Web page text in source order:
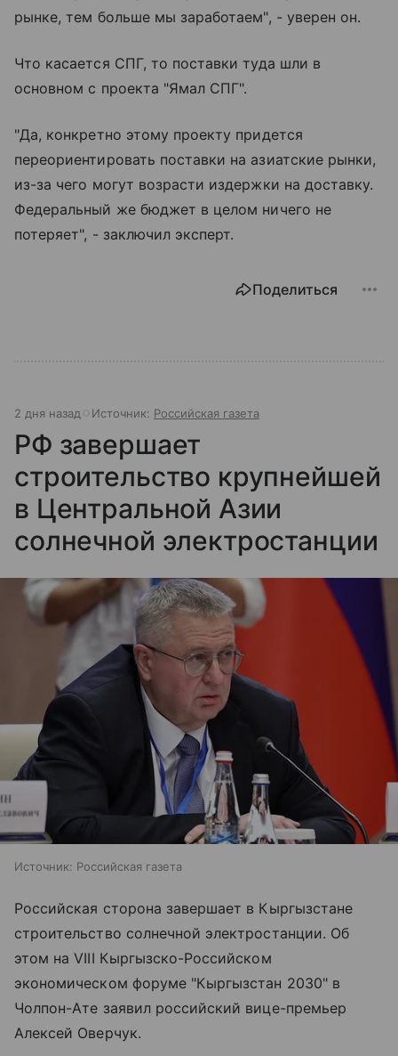
рынке, тем больше мы заработаем", - уверен он.
Что касается СПГ, то поставки туда шли в
основном с проекта "Ямал СПГ".
"Да, конкретно этому проекту придется
переориентировать поставки на азиатские рынки,
из-за чего могут возрасти издержки на доставку.
Федеральный же бюджет в целом ничего не
потеряет", - заключил эксперт.
Поделиться
2 дня назад Источник: Российская газета
РФ завершает
строительство крупнейшей
в Центральной Азии
солнечной электростанции
Источник: Российская газета
Российская сторона завершает в Кыргызстане
строительство солнечной электростанции. Об
этом на VIII Кыргызско-Российском
экономическом форуме "Кыргызстан 2030" в
Чолпон-Ате заявил российский вице-премьер
Алексей Оверчук.